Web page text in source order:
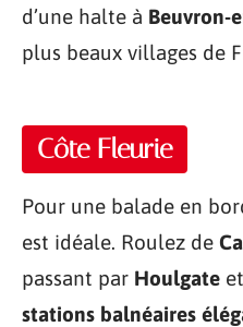
d’une halte à Beuvron-
plus beaux villages de
Côte Fleurie
Pour une balade en
est idéale. Roulez de
passant par Houlgate et
stations balnéaires